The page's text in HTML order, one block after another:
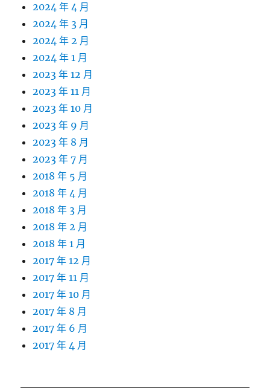
2024 年 4 月
2024 年 3 月
2024 年 2 月
2024 年 1 月
2023 年 12 月
2023 年 11 月
2023 年 10 月
2023 年 9 月
2023 年 8 月
2023 年 7 月
2018 年 5 月
2018 年 4 月
2018 年 3 月
2018 年 2 月
2018 年 1 月
2017 年 12 月
2017 年 11 月
2017 年 10 月
2017 年 8 月
2017 年 6 月
2017 年 4 月